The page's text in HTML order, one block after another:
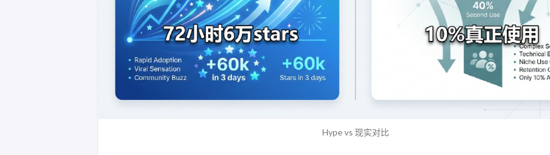
Hype vs 现实对比